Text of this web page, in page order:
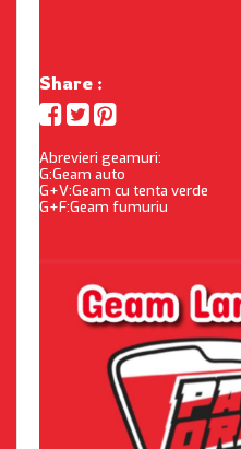
Share :
Abrevieri geamuri:
G:Geam auto
G+V:Geam cu tenta verde
G+F:Geam fumuriu